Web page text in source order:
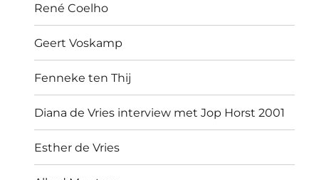
René Coelho
Geert Voskamp
Fenneke ten Thij
Diana de Vries interview met Jop Horst 2001
Esther de Vries